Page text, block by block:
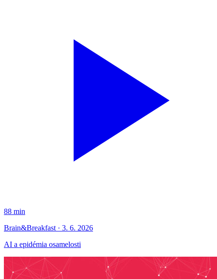
88 min
Brain&Breakfast · 3. 6. 2026
AI a epidémia osamelosti